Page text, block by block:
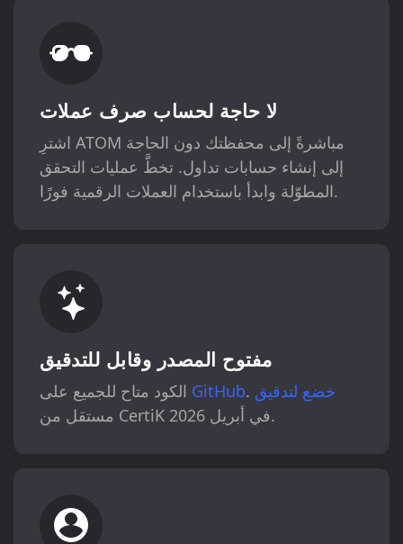
لا حاجة لحساب صرف عملات
اشترِ ATOM مباشرةً إلى محفظتك دون الحاجة
إلى إنشاء حسابات تداول. تخطَّ عمليات التحقق
المطوّلة وابدأ باستخدام العملات الرقمية فورًا.
مفتوح المصدر وقابل للتدقيق
GitHub. خضع لتدقيق
مستقل من CertiK في أبريل 2026.